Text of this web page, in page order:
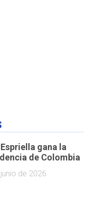
Espriella gana la
de Colombia
de 2026